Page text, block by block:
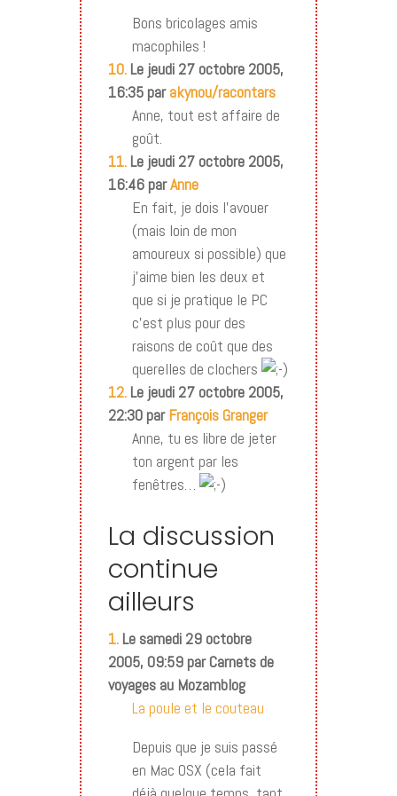
Bons bricolages amis
macophiles !
10.Le jeudi 27 octobre 2005,
16:35 parakynou/racontars
Anne, tout est affaire de
goût.
11.Le jeudi 27 octobre 2005,
16:46 parAnne
En fait, je dois l’avouer
(mais loin de mon
amoureux si possible) que
j’aime bien les deux et
que si je pratique le PC
c’est plus pour des
raisons de coût que des
querelles de clochers
12.Le jeudi 27 octobre 2005,
22:30 parFrançois Granger
Anne, tu es libre de jeter
ton argent par les
fenêtres…
La discussion
continue
ailleurs
1.Le samedi 29 octobre
2005, 09:59 par Carnets de
voyages au Mozamblog
La poule et le couteau
Depuis que je suis passé
en Mac OSX (cela fait